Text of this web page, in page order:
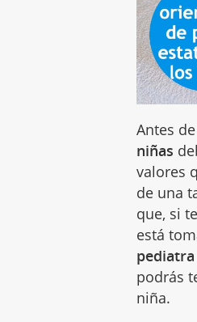
Antes
niñas
valores
de una
que, si
está
pediatra
podrás
niña.